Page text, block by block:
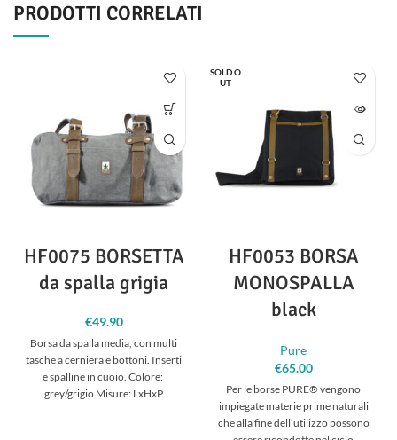
PRODOTTI CORRELATI
HF0075 BORSETTA
da spalla grigia
€49.90
Borsa da spalla media, con multi
tasche a cerniera e bottoni. Inserti
e spalline in cuoio. Colore:
grey/grigio Misure: LxHxP
SOLD O
UT
HF0053 BORSA
MONOSPALLA
black
Pure
€65.00
Per le borse PURE® vengono
impiegate materie prime naturali
che alla fine dell’utilizzo possono